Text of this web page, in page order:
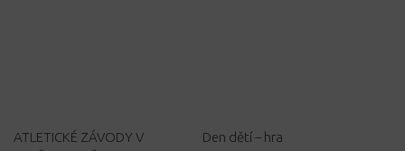
ATLETICKÉ ZÁVODY V
Den dětí – hra